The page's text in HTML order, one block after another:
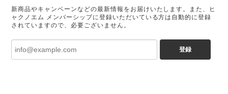
新商品やキャンペーンなどの最新情報をお届けいたします。また、ヒ
ャクノエム メンバーシップに登録いただいている方は自動的に登録
されていますので、必要ございません。
登録